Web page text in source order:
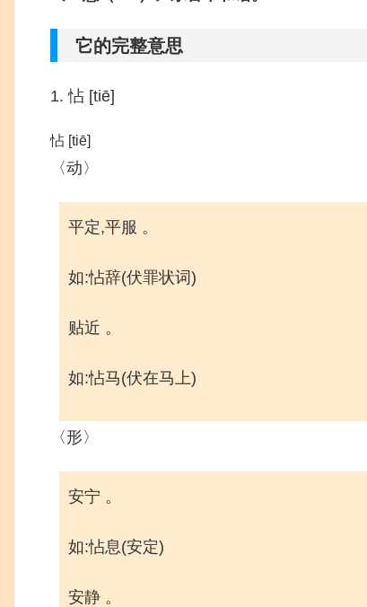
它的完整意思
1. 怗 [tiē]
怗 [tiē]
〈动〉
平定,平服 。
如:怗辞(伏罪状词)
贴近 。
如:怗马(伏在马上)
〈形〉
安宁 。
如:怗息(安定)
安静 。